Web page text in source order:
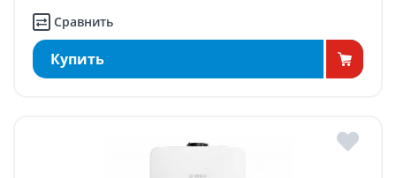
Сравнить
Купить